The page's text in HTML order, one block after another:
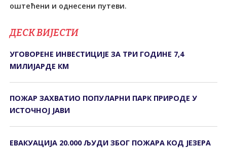
оштећени и однесени путеви.
ДЕСК ВИЈЕСТИ
УГОВОРЕНЕ ИНВЕСТИЦИЈЕ ЗА ТРИ ГОДИНЕ 7,4
МИЛИЈАРДЕ КМ
ПОЖАР ЗАХВАТИО ПОПУЛАРНИ ПАРК ПРИРОДЕ У
ИСТОЧНОЈ ЈАВИ
ЕВАКУАЦИЈА 20.000 ЉУДИ ЗБОГ ПОЖАРА КОД ЈЕЗЕРА